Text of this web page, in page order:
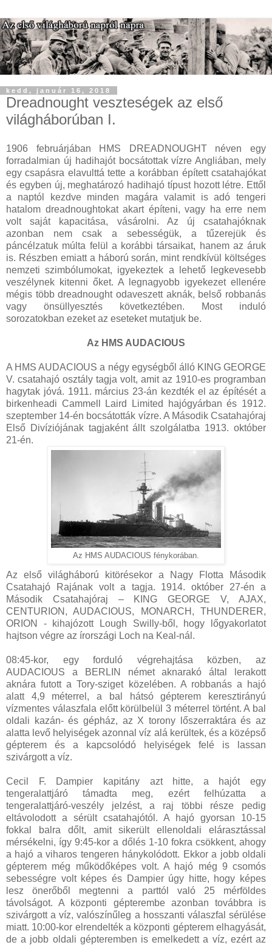
kedd, január 16, 2018
Dreadnought veszteségek az első
világháborúban I.
1906 februárjában HMS DREADNOUGHT néven egy
forradalmian új hadihajót bocsátottak vízre Angliában, mely
egy csapásra elavulttá tette a korábban épített csatahajókat
és egyben új, meghatározó hadihajó típust hozott létre. Ettől
a naptól kezdve minden magára valamit is adó tengeri
hatalom dreadnoughtokat akart építeni, vagy ha erre nem
volt saját kapacitása, vásárolni. Az új csatahajóknak
azonban nem csak a sebességük, a tűzerejük és
páncélzatuk múlta felül a korábbi társaikat, hanem az áruk
is. Részben emiatt a háború során, mint rendkívül költséges
nemzeti szimbólumokat, igyekeztek a lehető legkevesebb
veszélynek kitenni őket. A legnagyobb igyekezet ellenére
mégis több dreadnought odaveszett aknák, belső robbanás
vagy önsüllyesztés következtében. Most induló
sorozatokban ezeket az eseteket mutatjuk be.
Az HMS AUDACIOUS
A HMS AUDACIOUS a négy egységből álló KING GEORGE
V. csatahajó osztály tagja volt, amit az 1910-es programban
hagytak jóvá. 1911. március 23-án kezdték el az építését a
birkenheadi Cammell Laird Limited hajógyárban és 1912.
szeptember 14-én bocsátották vízre. A Második Csatahajóraj
Első Divíziójának tagjaként állt szolgálatba 1913. október
21-én.
Az HMS AUDACIOUS fénykorában.
Az első világháború kitörésekor a Nagy Flotta Második
Csatahajó Rajának volt a tagja. 1914. október 27-én a
Második Csatahajóraj – KING GEORGE V, AJAX,
CENTURION, AUDACIOUS, MONARCH, THUNDERER,
ORION - kihajózott Lough Swilly-ből, hogy lőgyakorlatot
hajtson végre az írországi Loch na Keal-nál.
08:45-kor, egy forduló végrehajtása közben, az
AUDACIOUS a BERLIN német aknarakó által lerakott
aknára futott a Tory-sziget közelében. A robbanás a hajó
alatt 4,9 méterrel, a bal hátsó gépterem keresztirányú
vízmentes válaszfala előtt körülbelül 3 méterrel történt. A bal
oldali kazán- és gépház, az X torony lőszerraktára és az
alatta levő helyiségek azonnal víz alá kerültek, és a középső
gépterem és a kapcsolódó helyiségek felé is lassan
szivárgott a víz.
Cecil F. Dampier kapitány azt hitte, a hajót egy
tengeralattjáró támadta meg, ezért felhúzatta a
tengeralattjáró-veszély jelzést, a raj többi része pedig
eltávolodott a sérült csatahajótól. A hajó gyorsan 10-15
fokkal balra dőlt, amit sikerült ellenoldali elárasztással
mérsékelni, így 9:45-kor a dőlés 1-10 fokra csökkent, ahogy
a hajó a viharos tengeren hánykolódott. Ekkor a jobb oldali
gépterem még működőképes volt. A hajó még 9 csomós
sebességre volt képes és Dampier úgy hitte, hogy képes
lesz önerőből megtenni a parttól való 25 mérföldes
távolságot. A központi gépterembe azonban továbbra is
szivárgott a víz, valószínűleg a hosszanti válaszfal sérülése
miatt. 10:00-kor elrendelték a központi gépterem elhagyását,
de a jobb oldali gépteremben is emelkedett a víz, ezért az